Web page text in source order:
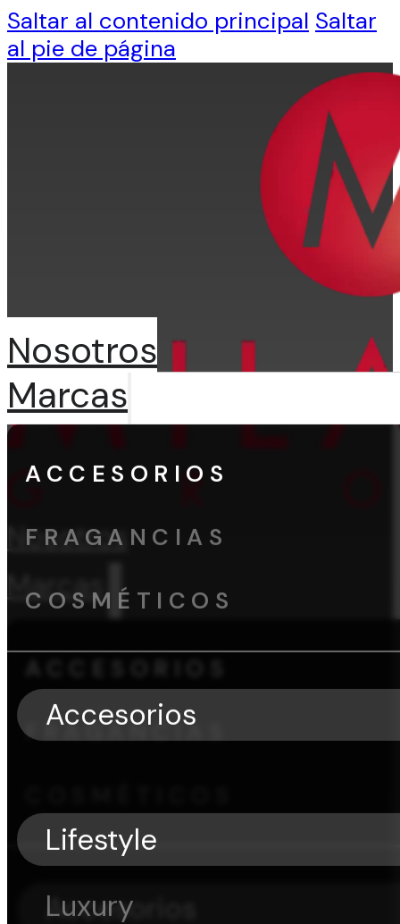
Saltar al contenido principal Saltar
al pie de página
Nosotros
Marcas
ACCESORIOS
FRAGANCIAS
Accesorios
Nosotros
Marcas
ACCESORIOS
FRAGANCIAS
COSMÉTICOS
Accesorios
Lifestyle
Luxury